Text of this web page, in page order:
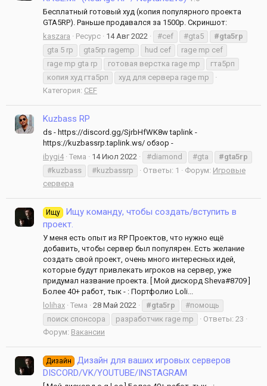
Бесплатный готовый худ (копия популярного проекта
GTA5RP). Раньше продавался за 1500р. Скриншот:
kaszara
Ресурс 14 Авг 2022 #cef #gta5
#gta5rp
gta 5 rp
gta5rp ragemp hud cef
rage mp cef
rage mp gta rp
готовая верстка rage mp
гта5рп
копия худ гта5рп
худ для сервера rage mp
Категория: CEF
Kuzbass RP
ds - https://discord.gg/SjrbHfWK8w taplink -
https://kuzbassrp.taplink.ws/ обзор -
ibygi4 Тема 14 Июл 2022 #diamond #gta
#gta5rp
#kuzbass
#kuzbassrp Ответы: 1 Форум: Игровые
сервера
Ищу
Ищу команду, чтобы создать/вступить в
проект.
У меня есть опыт из RP Проектов, что нужно ещё
добавить, чтобы сервер был популярен. Есть желание
создать свой проект, очень много интересных идей,
которые будут привлекать игроков на сервер, уже
придумал название проекта. [ Мой дискорд Sheva#8709 ]
Более 40+ работ, тык - : Портфолио Loli...
lolihax Тема 28 Май 2022 #gta5rp
#помощь
поиск спонсора
разработчик rage mp
Ответы: 23
Форум: Вакансии
Дизайн
Дизайн для ваших игровых серверов
DISCORD/VK/YOUTUBE/INSTAGRAM